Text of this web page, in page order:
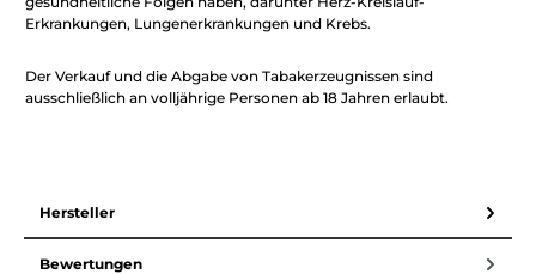
Erkrankungen, Lungenerkrankungen und Krebs.
Der Verkauf und die Abgabe von Tabakerzeugnissen sind
ausschließlich an volljährige Personen ab 18 Jahren erlaubt.
Hersteller
Bewertungen